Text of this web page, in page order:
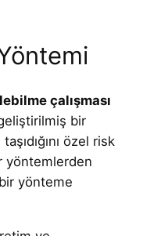
çalışması
bir
özel risk
yöntemlerden
yönteme